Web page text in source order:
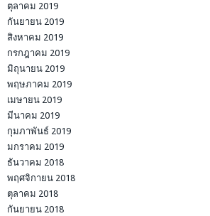
ตุลาคม 2019
กันยายน 2019
สิงหาคม 2019
กรกฎาคม 2019
มิถุนายน 2019
พฤษภาคม 2019
เมษายน 2019
มีนาคม 2019
กุมภาพันธ์ 2019
มกราคม 2019
ธันวาคม 2018
พฤศจิกายน 2018
ตุลาคม 2018
กันยายน 2018